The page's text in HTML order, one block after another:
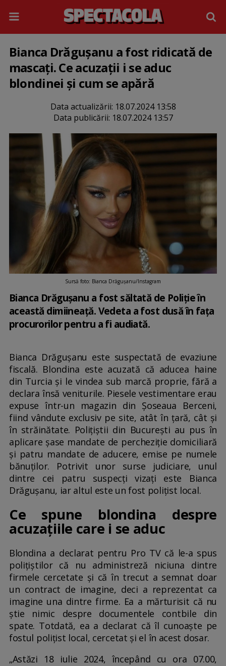
Bianca Drăgușanu a fost ridicată de
mascați. Ce acuzații i se aduc
blondinei și cum se apără
Data actualizării: 18.07.2024 13:58
Data publicării: 18.07.2024 13:57
Sursă foto: Bianca Drăgușanu/Instagram
Bianca Drăgușanu a fost săltată de Poliție în
această dimiineață. Vedeta a fost dusă în fața
procurorilor pentru a fi audiată.
Bianca Drăgușanu este suspectată de evaziune
fiscală. Blondina este acuzată că aducea haine
din Turcia şi le vindea sub marcă proprie, fără a
declara însă veniturile. Piesele vestimentare erau
expuse într-un magazin din Șoseaua Berceni,
fiind vândute exclusiv pe site, atât în ţară, cât şi
în străinătate. Polițiștii din București au pus în
aplicare șase mandate de percheziție domiciliară
și patru mandate de aducere, emise pe numele
bănuților. Potrivit unor surse judiciare, unul
dintre cei patru suspecţi vizaţi este Bianca
Drăguşanu, iar altul este un fost poliţist local.
Ce spune blondina despre
acuzațiile care i se aduc
Blondina a declarat pentru Pro TV că le-a spus
polițiștilor că nu administreză niciuna dintre
firmele cercetate și că în trecut a semnat doar
un contract de imagine, deci a reprezentat ca
imagine una dintre firme. Ea a mărturisit că nu
știe nimic despre documentele contbile din
spate. Totdată, ea a declarat că îl cunoaște pe
fostul polițist local, cercetat și el în acest dosar.
„Astăzi 18 iulie 2024, începând cu ora 07.00,